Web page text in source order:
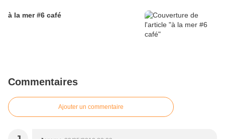
à la mer #6 café
Commentaires
Ajouter un commentaire